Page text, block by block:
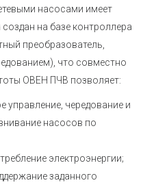
насосами имеет
на базе контроллера
преобразователь,
что совместно
ОВЕН ПЧВ позволяет:
управление, чередование и
насосов по
электроэнергии;
заданного